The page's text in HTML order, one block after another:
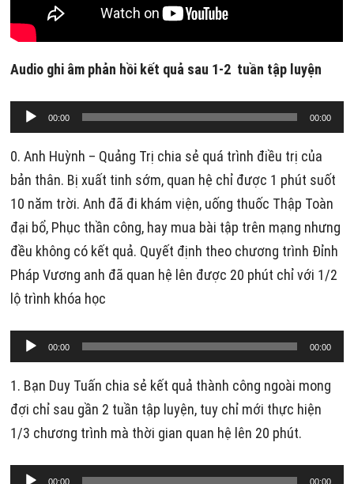
Audio ghi âm phản hồi kết quả sau 1-2 tuần tập luyện
Trình
phát
âm
thanh
00:00 00:00
0. Anh Huỳnh – Quảng Trị chia sẻ quá trình điều trị của
bản thân. Bị xuất tinh sớm, quan hệ chỉ được 1 phút suốt
10 năm trời. Anh đã đi khám viện, uống thuốc Thập Toàn
đại bổ, Phục thần công, hay mua bài tập trên mạng nhưng
đều không có kết quả. Quyết định theo chương trình Đỉnh
Pháp Vương anh đã quan hệ lên được 20 phút chỉ với 1/2
lộ trình khóa học
Trình
phát
âm
thanh
00:00 00:00
1. Bạn Duy Tuấn chia sẻ kết quả thành công ngoài mong
đợi chỉ sau gần 2 tuần tập luyện, tuy chỉ mới thực hiện
1/3 chương trình mà thời gian quan hệ lên 20 phút.
Trình 00:00 00:00